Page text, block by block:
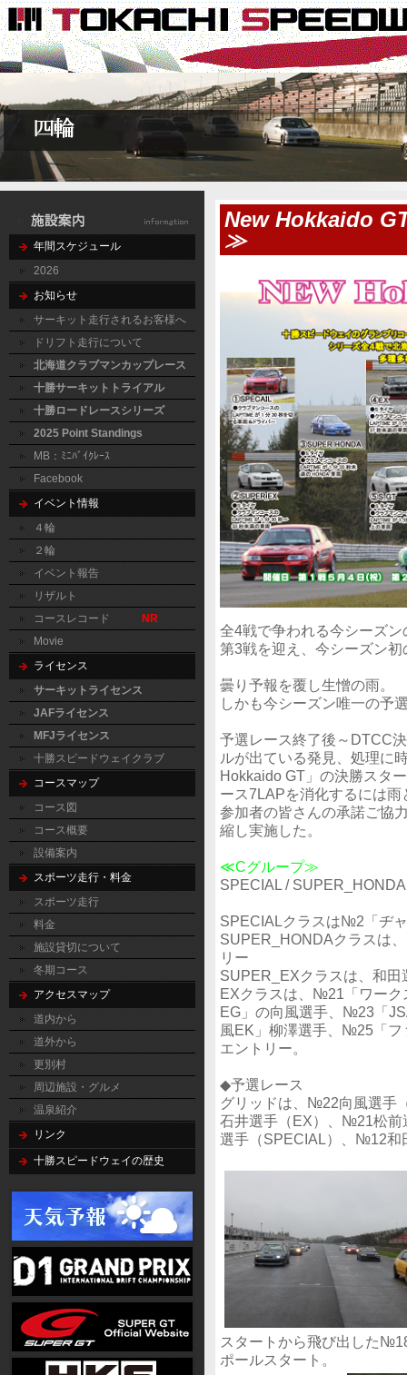
年間スケジュール
2026
お知らせ
サーキット走行されるお客様へ
ドリフト走行について
北海道クラブマンカップレース
十勝サーキットトライアル
十勝ロードレースシリーズ
2025 Point Standings
MB：ﾐﾆﾊﾞｲｸﾚｰｽ
Facebook
イベント情報
４輪
２輪
イベント報告
リザルト
コースレコード
NR
Movie
ライセンス
サーキットライセンス
JAFライセンス
MFJライセンス
十勝スピードウェイクラブ
コースマップ
コース図
コース概要
設備案内
スポーツ走行・料金
スポーツ走行
料金
施設貸切について
冬期コース
アクセスマップ
道内から
道外から
更別村
周辺施設・グルメ
温泉紹介
リンク
十勝スピードウェイの歴史
New Hokkaido
≫
全4戦で争われる今シーズ
第3戦を迎え、今シーズン
曇り予報を覆し生憎の雨。
しかも今シーズン唯一の予
予選レース終了後～DTCC
ルが出ている発見、処理に
Hokkaido GT」の決勝スタ
ース7LAPを消化するには
参加者の皆さんの承諾ご協
縮し実施した。
≪Cグループ≫
SPECIAL /
SPECIALクラスは№2「ヂ
SUPER_HONDAクラスは
リー
SUPER_EXクラスは、和田
EXクラスは、№21「ワー
EG」の向風選手、№23「
風EK」柳澤選手、№25「フ
エントリー。
◆予選レース
グリッドは、№22向風選手
石井選手（EX）、№21松
選手（SPECIAL）、№12和
スタートから飛び出した
ポールスタート。